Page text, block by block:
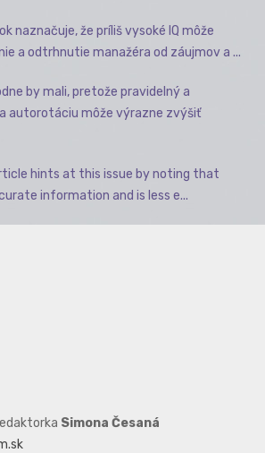
naznačuje, že príliš vysoké IQ môže
a odtrhnutie manažéra od záujmov a ...
by mali, pretože pravidelný a
autorotáciu môže výrazne zvýšiť
hints at this issue by noting that
information and is less e...
Simona Česaná